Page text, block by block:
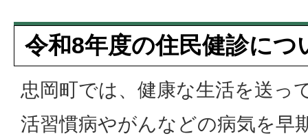
令和8年度の住民健診につ
忠岡町では、健康な生活を送っ
活習慣病やがんなどの病気を早